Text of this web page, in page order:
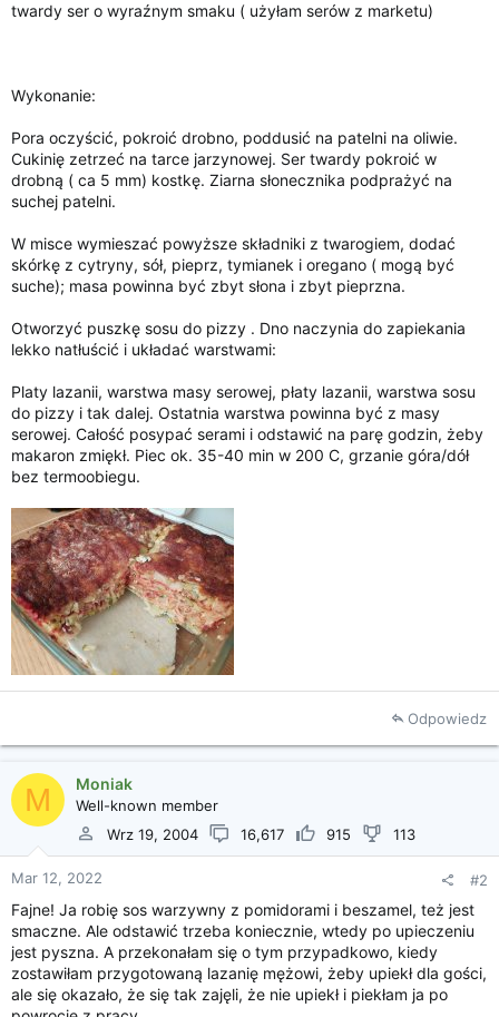
twardy ser o wyraźnym smaku ( użyłam serów z marketu)
Wykonanie:
Pora oczyścić, pokroić drobno, poddusić na patelni na oliwie.
Cukinię zetrzeć na tarce jarzynowej. Ser twardy pokroić w
drobną ( ca 5 mm) kostkę. Ziarna słonecznika podprażyć na
suchej patelni.
W misce wymieszać powyższe składniki z twarogiem, dodać
skórkę z cytryny, sół, pieprz, tymianek i oregano ( mogą być
suche); masa powinna być zbyt słona i zbyt pieprzna.
Otworzyć puszkę sosu do pizzy . Dno naczynia do zapiekania
lekko natłuścić i układać warstwami:
Platy lazanii, warstwa masy serowej, płaty lazanii, warstwa sosu
do pizzy i tak dalej. Ostatnia warstwa powinna być z masy
serowej. Całość posypać serami i odstawić na parę godzin, żeby
makaron zmiękł. Piec ok. 35-40 min w 200 C, grzanie góra/dół
bez termoobiegu.
Odpowiedz
M Moniak
Well-known member
Wrz 19, 2004
16,617 915 113
Mar 12, 2022 #2
Fajne! Ja robię sos warzywny z pomidorami i beszamel, też jest
smaczne. Ale odstawić trzeba koniecznie, wtedy po upieczeniu
jest pyszna. A przekonałam się o tym przypadkowo, kiedy
zostawiłam przygotowaną lazanię mężowi, żeby upiekł dla gości,
ale się okazało, że się tak zajęli, że nie upiekł i piekłam ja po